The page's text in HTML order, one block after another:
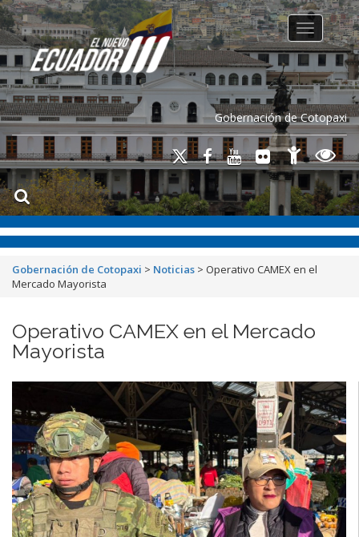
Gobernación de Cotopaxi
Toggle
Gobernación de Cotopaxi > Noticias > Operativo CAMEX en el
Mercado Mayorista
Operativo CAMEX en el Mercado
Mayorista